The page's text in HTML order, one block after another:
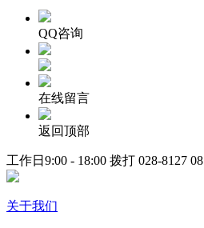
QQ咨询
在线留言
返回顶部
工作日9:00 - 18:00 拨打 028-8127
关于我们